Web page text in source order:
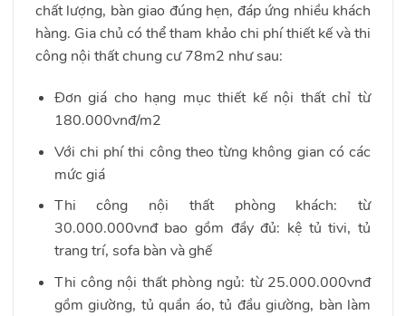
chất lượng, bàn giao đúng hẹn, đáp ứng nhiều khách
hàng. Gia chủ có thể tham khảo chi phí thiết kế và thi
công nội thất chung cư 78m2 như sau:
Đơn giá cho hạng mục thiết kế nội thất chỉ từ
180.000vnđ/m2
Với chi phí thi công theo từng không gian có các
mức giá
Thi công nội thất phòng khách: từ
30.000.000vnđ bao gồm đầy đủ: kệ tủ tivi, tủ
trang trí, sofa bàn và ghế
Thi công nội thất phòng ngủ: từ 25.000.000vnđ
gồm giường, tủ quần áo, tủ đầu giường, bàn làm